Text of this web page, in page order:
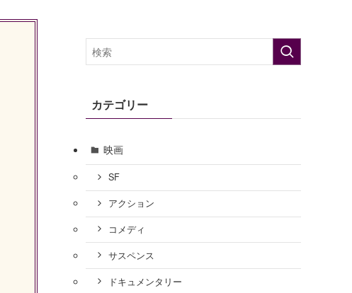
カテゴリー
映画
SF
アクション
コメディ
サスペンス
ドキュメンタリー